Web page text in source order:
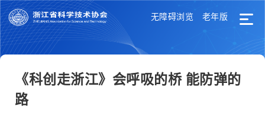
无障碍浏览 老年版
《科创走浙江》会呼吸的桥 能防弹的
路